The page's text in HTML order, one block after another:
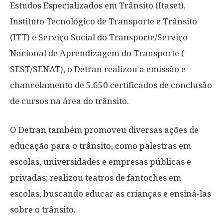
Estudos Especializados em Trânsito (Itaset),
Instituto Tecnológico de Transporte e Trânsito
(ITT) e Serviço Social do Transporte/Serviço
Nacional de Aprendizagem do Transporte (
SEST/SENAT), o Detran realizou a emissão e
chancelamento de 5.650 certificados de conclusão
de cursos na área do trânsito.
O Detran também promoveu diversas ações de
educação para o trânsito, como palestras em
escolas, universidades e empresas públicas e
privadas; realizou teatros de fantoches em
escolas, buscando educar as crianças e ensiná-las
sobre o trânsito.